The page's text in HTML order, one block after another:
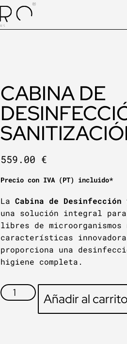
CABINA DE
559.00 €
Precio con IVA (PT) incluido*
La Cabina de
una solución integral para
libres de microorganismos
características
proporciona una
higiene completa.
Añadir al carrito